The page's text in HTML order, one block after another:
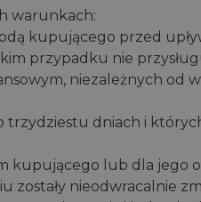
warunkach:
kupującego przed
przypadku nie
niezależnych od
dniach i
kupującego lub dla jego
nieodwracalnie